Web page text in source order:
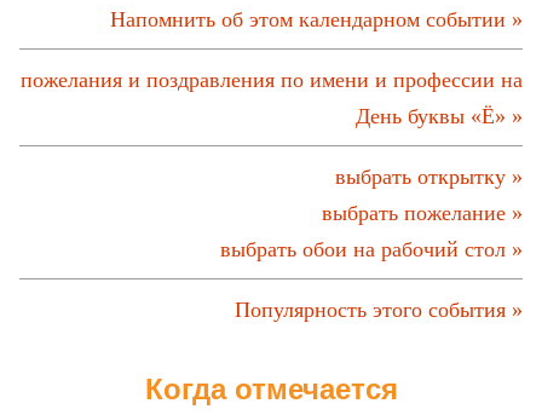
Напомнить об этом календарном событии »
пожелания и поздравления по имени и профессии на
День буквы «Ё» »
выбрать открытку »
выбрать пожелание »
выбрать обои на рабочий стол »
Популярность этого события »
Когда отмечается